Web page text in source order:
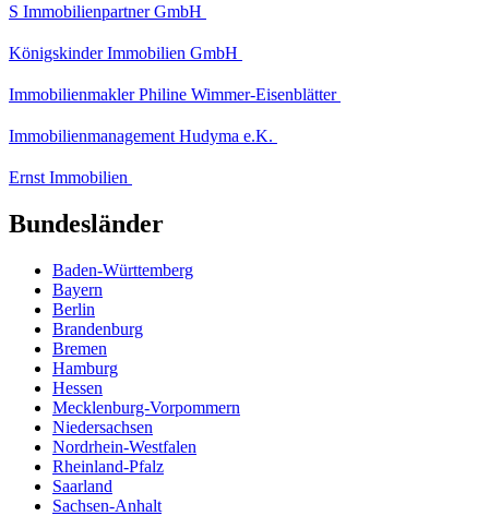
S Immobilienpartner GmbH
Königskinder Immobilien GmbH
Immobilienmakler Philine Wimmer-Eisenblätter
Immobilienmanagement Hudyma e.K.
Ernst Immobilien
Bundesländer
Baden-Württemberg
Bayern
Berlin
Brandenburg
Bremen
Hamburg
Hessen
Mecklenburg-Vorpommern
Niedersachsen
Nordrhein-Westfalen
Rheinland-Pfalz
Saarland
Sachsen-Anhalt